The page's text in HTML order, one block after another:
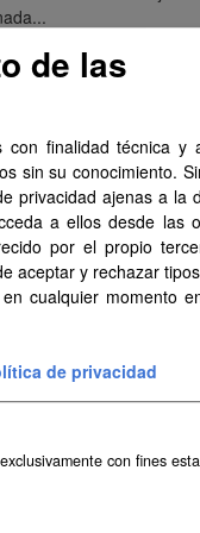
de avenidas - La
marco de los
de avenidas -
de los trabajos
de avenidas - Gran
el marco de los
de las
con finalidad técnica y
sin su conocimiento.
privacidad ajenas a la
a ellos desde las
por el propio
aceptar y rechazar
cualquier momento
de privacidad
con fines